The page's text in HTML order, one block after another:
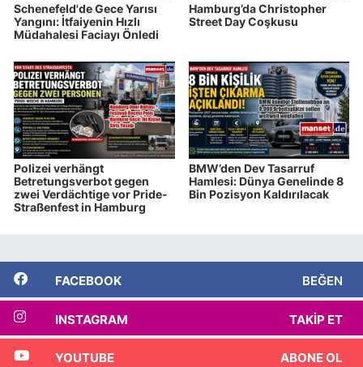
Schenefeld'de Gece Yarısı
Yangını: İtfaiyenin Hızlı
Müdahalesi Faciayı Önledi
Hamburg’da Christopher
Street Day Coşkusu
Polizei verhängt
Betretungsverbot gegen
zwei Verdächtige vor Pride-
Straßenfest in Hamburg
BMW’den Dev Tasarruf
Hamlesi: Dünya Genelinde 8
Bin Pozisyon Kaldırılacak
FACEBOOK BEĞEN
INSTAGRAM TAKIP ET
YOUTUBE ABONE OL